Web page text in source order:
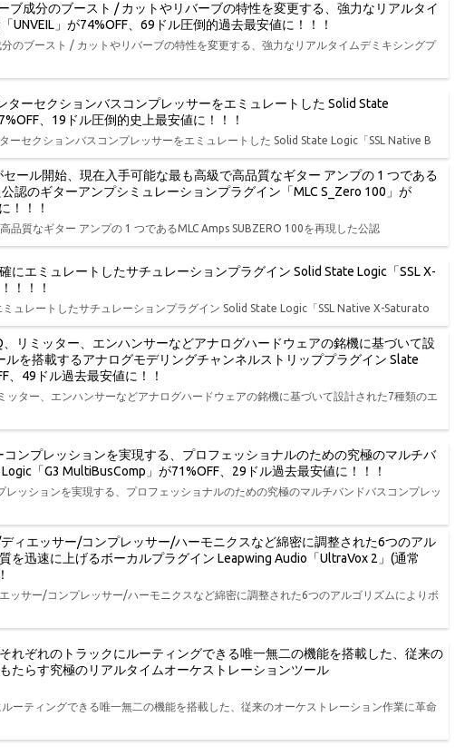
ブ成分のブースト / カットやリバーブの特性を変更する、強力なリアルタイ
UNVEIL」が74%OFF、69ドル圧倒的過去最安値に！！！
のブースト / カットやリバーブの特性を変更する、強力なリアルタイムデミキシングプ
ターセクションバスコンプレッサーをエミュレートした Solid State
、19ドル圧倒的史上最安値に！！！
ターセクションバスコンプレッサーをエミュレートした Solid State Logic「SSL Native B
ール開始、現在入手可能な最も高級で高品質なギター アンプの 1 つである
認のギターアンプシミュレーションプラグイン「MLC S_Zero 100」が
！！！
質なギター アンプの 1 つであるMLC Amps SUBZERO 100を再現した公認
にエミュレートしたサチュレーションプラグイン Solid State Logic「SSL X-
！！！
ュレートしたサチュレーションプラグイン Solid State Logic「SSL Native X-Saturato
、リミッター、エンハンサーなどアナログハードウェアの銘機に基づいて設
を搭載するアナログモデリングチャンネルストリッププラグイン Slate
、49ドル過去最安値に！！
ッター、エンハンサーなどアナログハードウェアの銘機に基づいて設計された7種類のエ
コンプレッションを実現する、プロフェッショナルのための究極のマルチバ
「G3 MultiBusComp」が71%OFF、29ドル過去最安値に！！！
レッションを実現する、プロフェッショナルのための究極のマルチバンドバスコンプレッ
ィエッサー/コンプレッサー/ハーモニクスなど綿密に調整された6つのアル
を迅速に上げるボーカルプラグイン Leapwing Audio「UltraVox 2」(通常
ッサー/コンプレッサー/ハーモニクスなど綿密に調整された6つのアルゴリズムによりボ
れぞれのトラックにルーティングできる唯一無二の機能を搭載した、従来の
たらす究極のリアルタイムオーケストレーションツール
ーティングできる唯一無二の機能を搭載した、従来のオーケストレーション作業に革命